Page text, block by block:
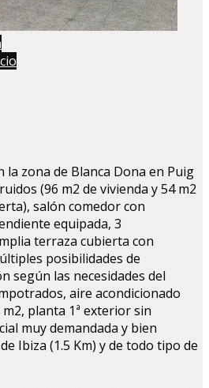
la zona de Blanca Dona en Puig
(96 m2 de vivienda y 54 m2
salón comedor con
equipada, 3
terraza cubierta con
posibilidades de
según las necesidades del
aire acondicionado
planta 1ª exterior sin
muy demandada y bien
Ibiza (1.5 Km) y de todo tipo de